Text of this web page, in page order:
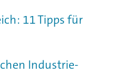
11 Tipps für
Industrie-